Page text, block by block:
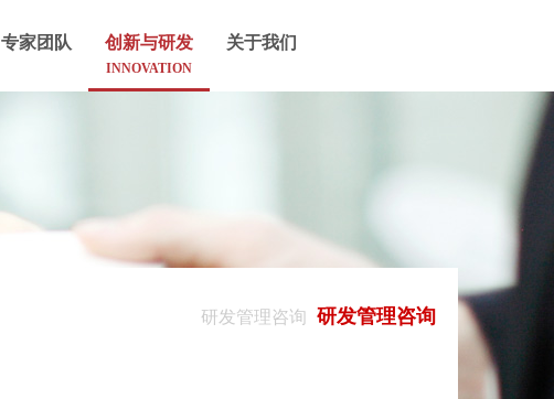
专家团队 创新与研发
INNOVATION
关于我们
研发管理咨询 研发管理咨询